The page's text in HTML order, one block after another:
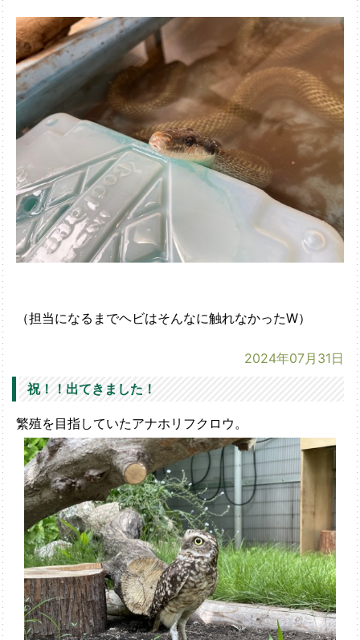
（担当になるまでヘビはそんなに触れなかったW）
2024年07月31日
祝！！出てきました！
繁殖を目指していたアナホリフクロウ。